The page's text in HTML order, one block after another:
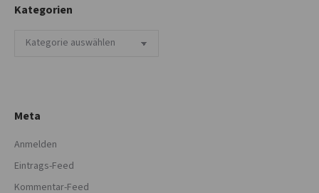
Kategorien
Kategorien
Meta
Anmelden
Eintrags-Feed
Kommentar-Feed